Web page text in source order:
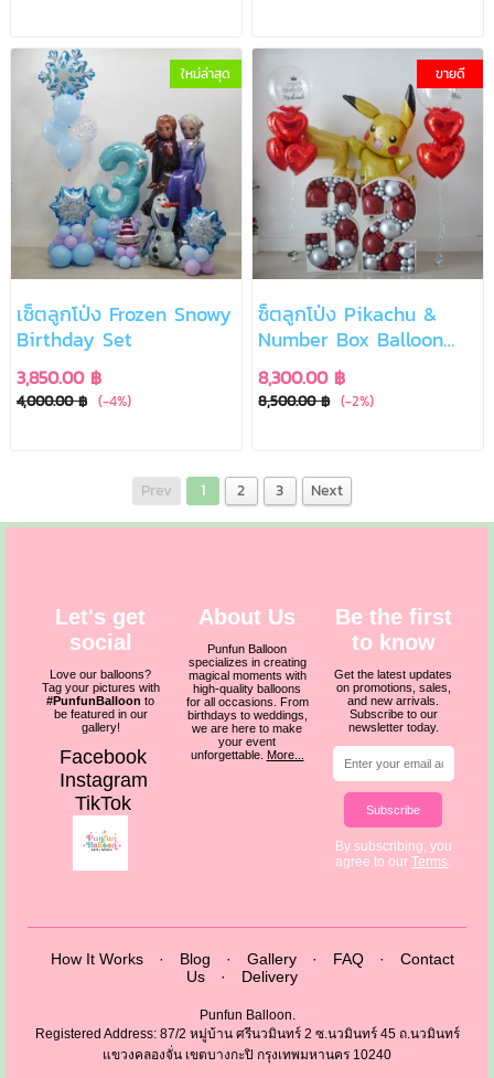
ใหม่ล่าสุด
เซ็ตลูกโป่ง Frozen Snowy
Birthday Set
3,850.00 ฿
4,000.00 ฿ (-4%)
ขายดี
ซ็ตลูกโป่ง Pikachu &
Number Box Balloon
Set
8,300.00 ฿
8,500.00 ฿ (-2%)
Prev 1 2 3 Next
Let's get
social
Love our balloons?
Tag your pictures with
#PunfunBalloon to
be featured in our
gallery!
Facebook
Instagram
TikTok
About Us
Punfun Balloon
specializes in creating
magical moments with
high-quality balloons
for all occasions. From
birthdays to weddings,
we are here to make
your event
unforgettable. More...
Be the first
to know
Get the latest updates
on promotions, sales,
and new arrivals.
Subscribe to our
newsletter today.
Subscribe
By subscribing, you
agree to ourTerms.
How It Works · Blog · Gallery · FAQ ·
Contact
Us
· Delivery
Punfun Balloon.
Registered Address: 87/2 หมู่บ้าน ศรีนวมินทร์ 2 ซ.นวมินทร์ 45 ถ.นวมินทร์
แขวงคลองจั่น เขตบางกะปิ กรุงเทพมหานคร 10240